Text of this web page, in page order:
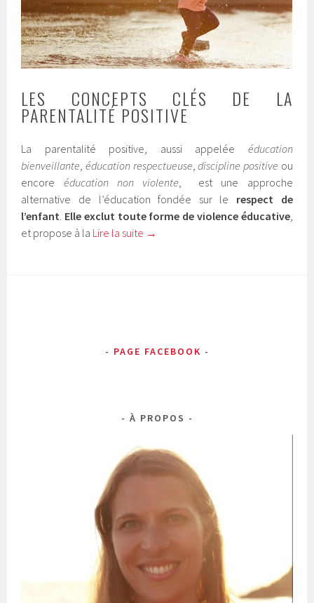
LES CONCEPTS CLÉS DE LA
PARENTALITÉ POSITIVE
La parentalité positive, aussi appelée éducation
bienveillante ,éducation respectueuse ,discipline positive ou
encore éducation non violente , est une approche
alternative de l’éducation fondée sur le respect de
l’enfant Elle exclut toute forme de violence éducative,
et propose à la Lire la suite →
PAGE FACEBOOK
À PROPOS